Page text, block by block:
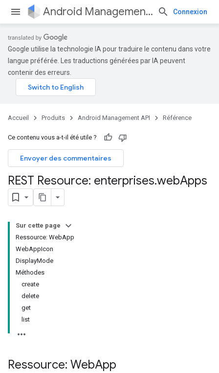
Android Management API Connexion
Google utilise la technologie IA pour traduire le contenu dans votre
langue préférée. Les traductions générées par IA peuvent
contenir des erreurs.
Accueil Produits Android Management API Référence
Ce contenu vous a-t-il été utile ?
Envoyer des commentaires
REST Resource: enterprises.webApps
Sur cette page
Ressource: WebApp
WebAppIcon
DisplayMode
Méthodes
create
delete
get
list
Ressource: WebApp